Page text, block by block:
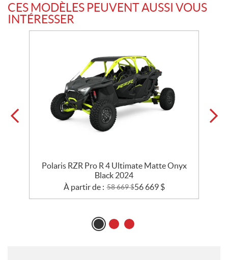
CES MODÈLES PEUVENT AUSSI VOUS
INTÉRESSER
Polaris RZR Pro R 4 Ultimate Matte Onyx
Black 2024
À partir de : 58 669$56 669 $